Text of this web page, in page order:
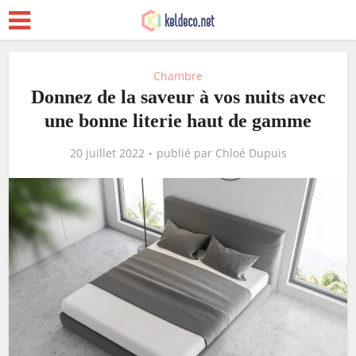
Chambre
Donnez de la saveur à vos nuits avec
une bonne literie haut de gamme
20 juillet 2022 publié par Chloé Dupuis